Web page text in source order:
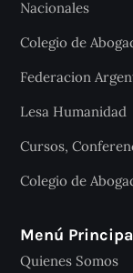
Nacionales
Colegio de
Federacion
Lesa Humanidad
Cursos,
Colegio de
Menú
Quienes Somos